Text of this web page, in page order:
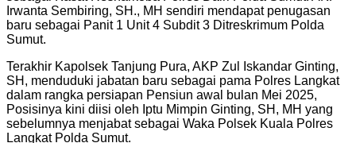
Irwanta Sembiring, SH., MH sendiri mendapat penugasan
baru sebagai Panit 1 Unit 4 Subdit 3 Ditreskrimum Polda
Sumut.
Terakhir Kapolsek Tanjung Pura, AKP Zul Iskandar Ginting,
SH, menduduki jabatan baru sebagai pama Polres Langkat
dalam rangka persiapan Pensiun awal bulan Mei 2025,
Posisinya kini diisi oleh Iptu Mimpin Ginting, SH, MH yang
sebelumnya menjabat sebagai Waka Polsek Kuala Polres
Langkat Polda Sumut.